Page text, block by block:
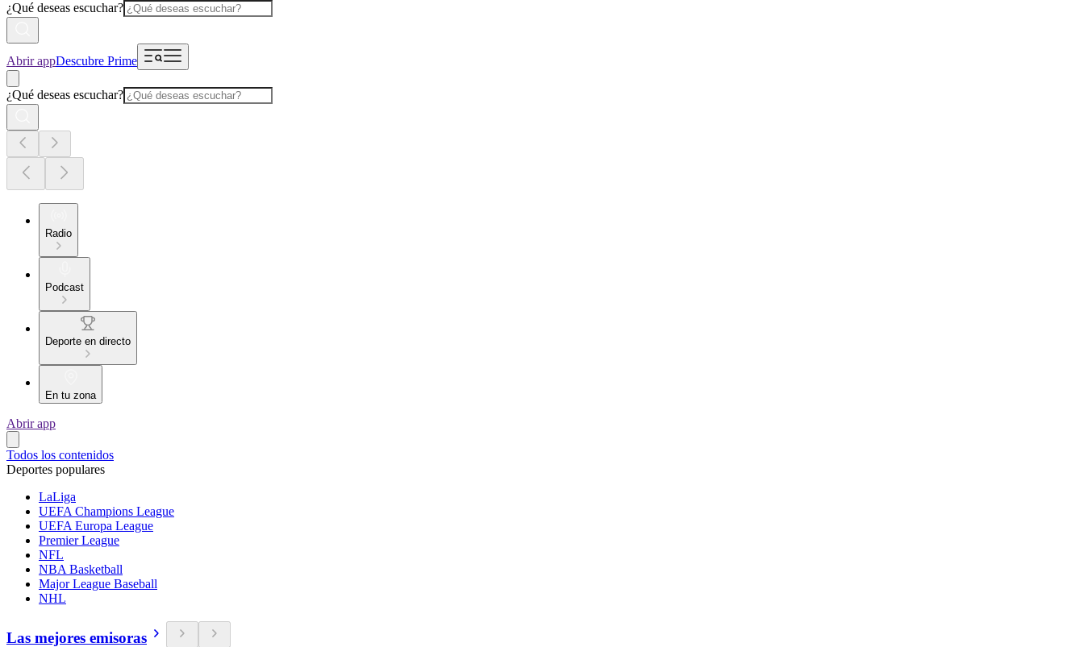
¿Qué deseas escuchar?
Abrir appDescubre Prime
¿Qué deseas escuchar?
Radio
Podcast
Deporte en directo
En tu zona
Abrir app
Todos los contenidos
Deportes populares
LaLiga
UEFA Champions League
UEFA Europa League
Premier League
NFL
NBA Basketball
Major League Baseball
NHL
Las mejores emisoras